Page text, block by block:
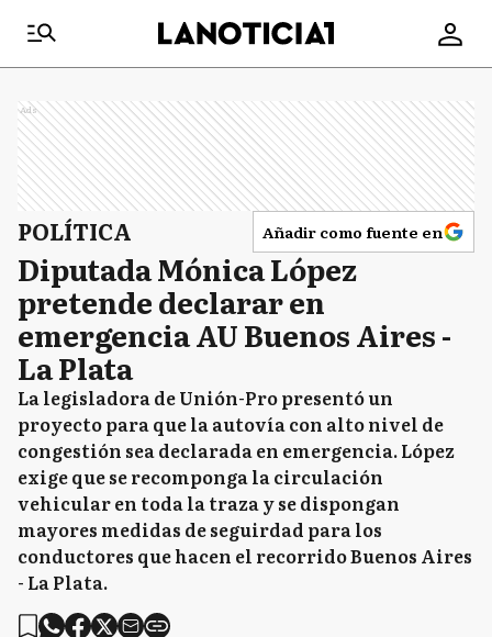
Ads
POLÍTICA Añadir como fuente en
Diputada Mónica López
pretende declarar en
emergencia AU Buenos Aires -
La Plata
La legisladora de Unión-Pro presentó un
proyecto para que la autovía con alto nivel de
congestión sea declarada en emergencia. López
exige que se recomponga la circulación
vehicular en toda la traza y se dispongan
mayores medidas de seguirdad para los
conductores que hacen el recorrido Buenos Aires
- La Plata.